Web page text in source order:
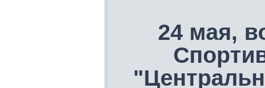
24 мая,